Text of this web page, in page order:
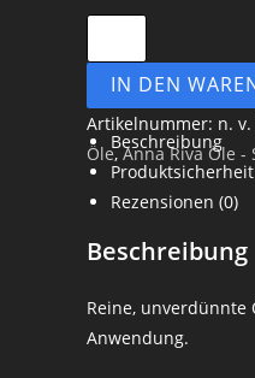
IN DEN
Artikelnummer: n. v.
Öle,Anna Riva Öle -
Beschreibung
Produktsicherheit
Rezensionen (0)
Beschreibung
Reine,
Anwendung.